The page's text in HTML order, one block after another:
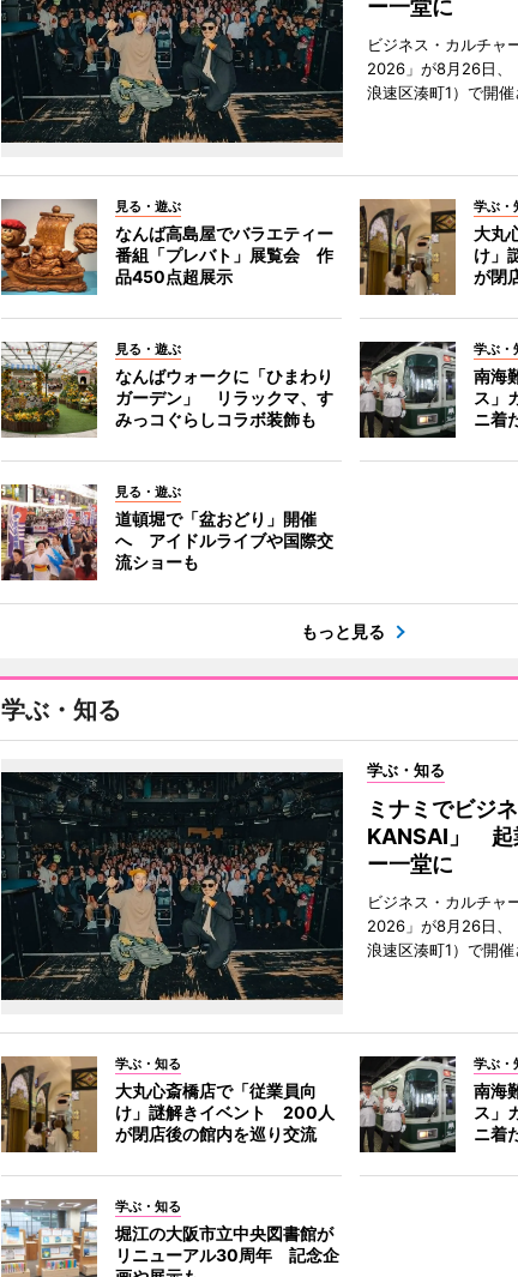
ー一堂に
ビジネス・カルチャ
2026」が8月26日、
浪速区湊町1）で開催
見る・遊ぶ
なんば高島屋でバラエティー
番組「プレバト」展覧会 作
品450点超展示
学ぶ・
大丸
け」
が閉
見る・遊ぶ
なんばウォークに「ひまわり
ガーデン」 リラックマ、す
みっコぐらしコラボ装飾も
学ぶ・
南海
ス」
ニ着
見る・遊ぶ
道頓堀で「盆おどり」開催
へ アイドルライブや国際交
流ショーも
もっと見る
学ぶ・知る
学ぶ・知る
ミナミでビジ
KANSAI」 起
ー一堂に
ビジネス・カルチャ
2026」が8月26日、
浪速区湊町1）で開催
学ぶ・知る
大丸心斎橋店で「従業員向
け」謎解きイベント 200人
が閉店後の館内を巡り交流
学ぶ・
南海
ス」
ニ着
学ぶ・知る
堀江の大阪市立中央図書館が
リニューアル30周年 記念企